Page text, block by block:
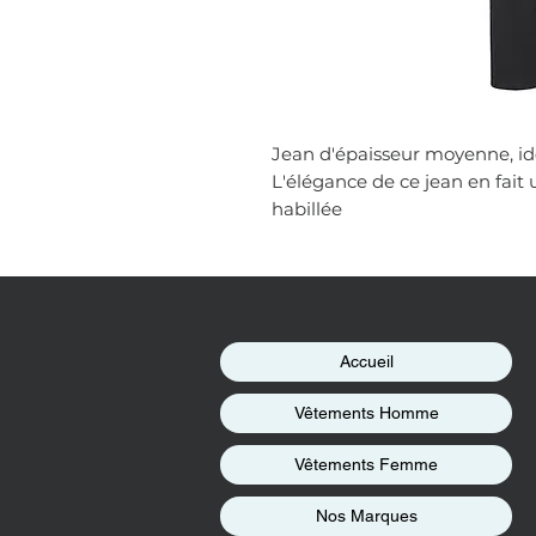
Jean d'épaisseur moyenne,
L'élégance de ce jean en fait
habillée
Accueil
Vêtements Homme
Vêtements Femme
Nos Marques